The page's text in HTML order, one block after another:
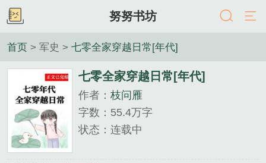
努努书坊
首页 > 军史 > 七零全家穿越日常[年代]
七零全家穿越日常[年代]
作者： 枝问雁
字数：55.4万字
状态：连载中